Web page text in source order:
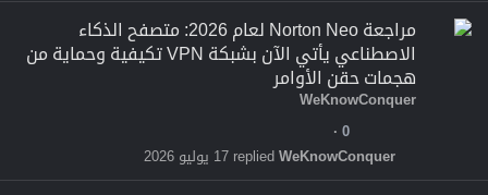
مراجعة Norton Neo لعام 2026: متصفح الذكاء
الاصطناعي يأتي الآن بشبكة VPN تكيفية وحماية من
هجمات حقن الأوامر
WeKnowConquer
0
17 يوليو 2026
WeKnowConquer